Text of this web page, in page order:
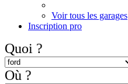
Voir tous les garages
Inscription pro
Quoi ?
Où ?